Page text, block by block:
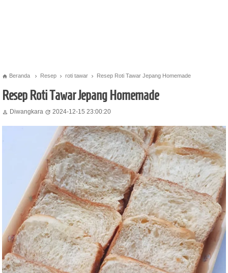
 Beranda  Resep  roti tawar  Resep Roti Tawar Jepang Homemade
Resep Roti Tawar Jepang Homemade
 Diwangkara  2024-12-15 23:00:20